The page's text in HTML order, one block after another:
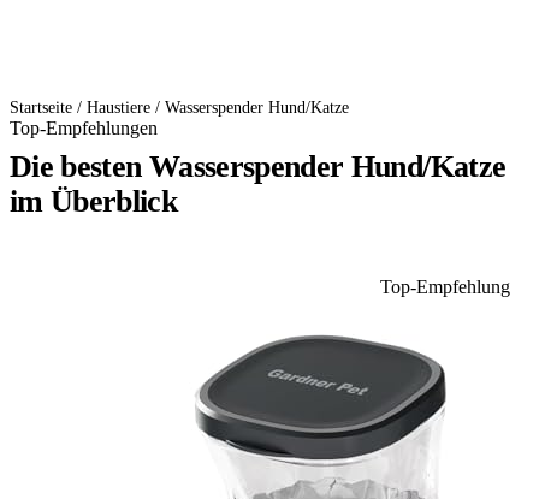
Startseite / Haustiere / Wasserspender Hund/Katze
Top-Empfehlungen
Die besten Wasserspender Hund/Katze
im Überblick
Top-Empfehlung